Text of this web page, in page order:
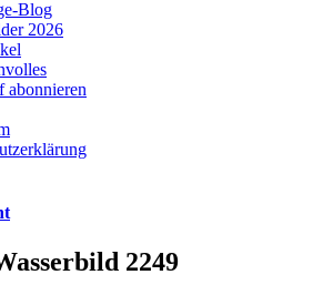
Blog
2026
abonnieren
2249